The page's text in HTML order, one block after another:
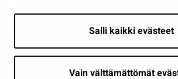
Salli kaikki evästeet
Vain välttämättömät